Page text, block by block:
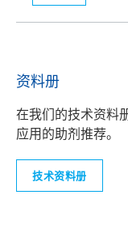
资料册
在我们的技术资料
应用的助剂推荐。
技术资料册